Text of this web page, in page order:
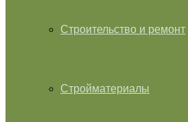
Строительство и ремонт
Стройматериалы